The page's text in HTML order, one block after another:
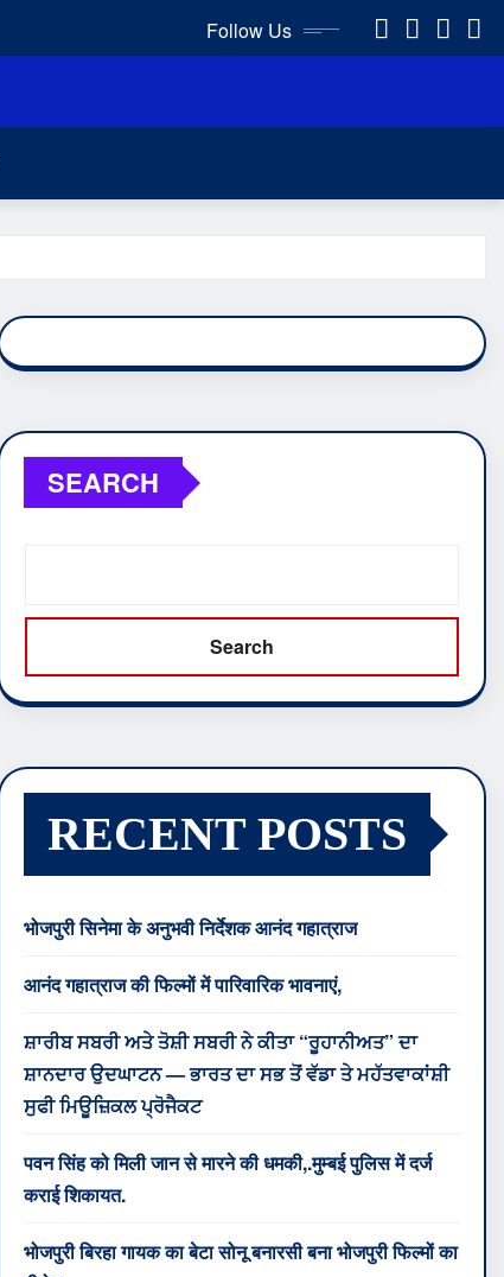
Follow Us
SEARCH
Search
RECENT POSTS
भोजपुरी सिनेमा के अनुभवी निर्देशक आनंद गहात्राज
आनंद गहात्राज की फिल्मों में पारिवारिक भावनाएं,
ਸ਼ਾਰੀਬ ਸਬਰੀ ਅਤੇ ਤੋਸ਼ੀ ਸਬਰੀ ਨੇ ਕੀਤਾ “ਰੂਹਾਨੀਅਤ” ਦਾ
ਸ਼ਾਨਦਾਰ ਉਦਘਾਟਨ — ਭਾਰਤ ਦਾ ਸਭ ਤੋਂ ਵੱਡਾ ਤੇ ਮਹੱਤਵਾਕਾਂਸ਼ੀ
ਸੁਫੀ ਮਿਊਜ਼ਿਕਲ ਪ੍ਰੋਜੈਕਟ
पवन सिंह को मिली जान से मारने की धमकी,.मुम्बई पुलिस में दर्ज
कराई शिकायत.
भोजपुरी बिरहा गायक का बेटा सोनू बनारसी बना भोजपुरी फिल्मों का